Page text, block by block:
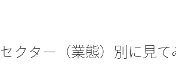
セクター（業態）別に見